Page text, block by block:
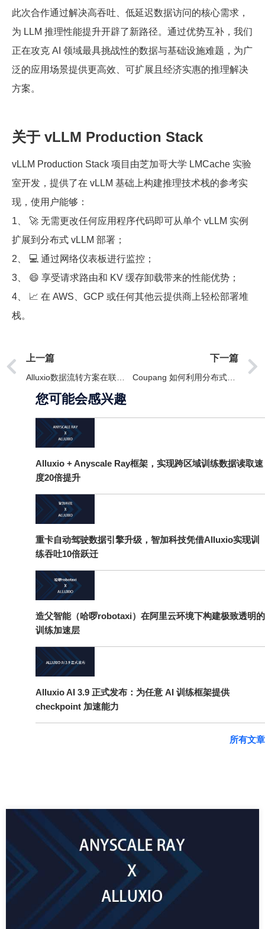
此次合作通过解决高吞吐、低延迟数据访问的核心需求，
为 LLM 推理性能提升开辟了新路径。通过优势互补，我们
正在攻克 AI 领域最具挑战性的数据与基础设施难题，为广
泛的应用场景提供更高效、可扩展且经济实惠的推理解决
方案。
关于 vLLM Production Stack
vLLM Production Stack 项目由芝加哥大学 LMCache 实验
室开发，提供了在 vLLM 基础上构建推理技术栈的参考实
现，使用户能够：
1、 🚀 无需更改任何应用程序代码即可从单个 vLLM 实例
扩展到分布式 vLLM 部署；
2、 💻 通过网络仪表板进行监控；
3、 😄 享受请求路由和 KV 缓存卸载带来的性能优势；
4、 📈 在 AWS、GCP 或任何其他云提供商上轻松部署堆
栈。
上一篇 下一篇
Coupang 如何利用分布式缓存加速机器学习模型训练
您可能会感兴趣
Alluxio + Anyscale Ray框架，实现跨区域训练数据读取速
度20倍提升
重卡自动驾驶数据引擎升级，智加科技凭借Alluxio实现训
练吞吐10倍跃迁
造父智能（哈啰robotaxi）在阿里云环境下构建极致透明的
训练加速层
Alluxio AI 3.9 正式发布：为任意 AI 训练框架提供
checkpoint 加速能力
所有文章